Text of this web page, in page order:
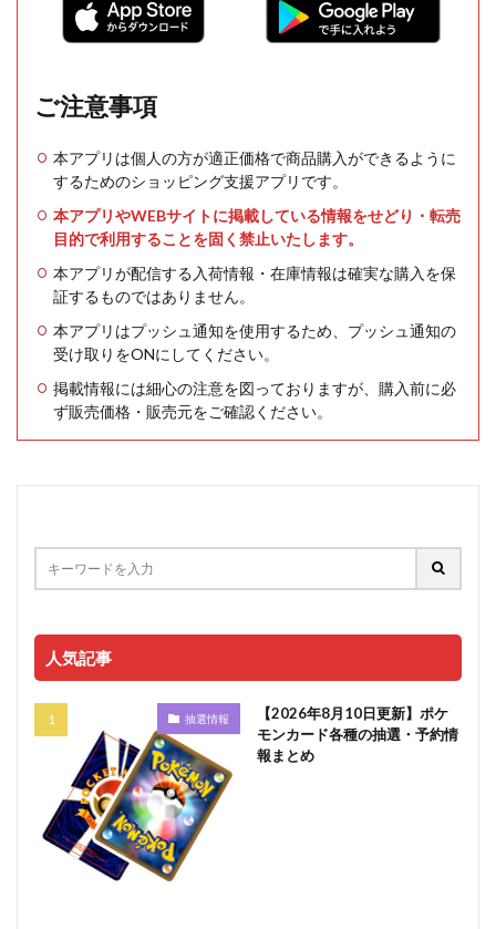
ご注意事項
本アプリは個人の方が適正価格で商品購入ができるように
するためのショッピング支援アプリです。
本アプリやWEBサイトに掲載している情報をせどり・転売
目的で利用することを固く禁止いたします。
本アプリが配信する入荷情報・在庫情報は確実な購入を保
証するものではありません。
本アプリはプッシュ通知を使用するため、プッシュ通知の
受け取りをONにしてください。
掲載情報には細心の注意を図っておりますが、購入前に必
ず販売価格・販売元をご確認ください。
人気記事
抽選情報
【2026年8月10日更新】ポケ
モンカード各種の抽選・予約情
報まとめ